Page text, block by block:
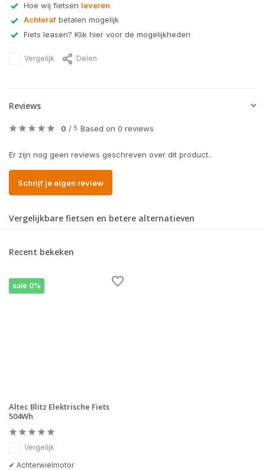
Hoe wij fietsen leveren
Achteraf betalen mogelijk
Fiets leasen? Klik hier voor de mogelijkheden
Vergelijk Delen
Reviews
0 / 5 Based on 0 reviews
Er zijn nog geen reviews geschreven over dit product..
Schrijf je eigen review
Vergelijkbare fietsen en betere alternatieven
Recent bekeken
sale 0%
Altec Blitz Elektrische Fiets
504Wh
Vergelijk
✔ Achterwielmotor